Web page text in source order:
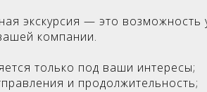
экскурсия — это
компании.
только под ваши интересы;
и продолжительность;